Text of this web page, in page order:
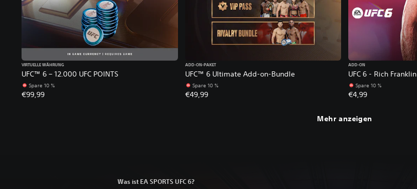
UFC™ 6 – 12.000 UFC POINTS
VIRTUELLE WÄHRUNG
Spare 10 %
€99,99
UFC™ 6 Ultimate Add-on-Bundle
ADD-ON-PAKET
Spare 10 %
€49,99
UFC 6 - Rich Franklin
ADD-ON
Spare 10 %
€4,99
Mehr anzeigen
Was ist EA SPORTS UFC 6?